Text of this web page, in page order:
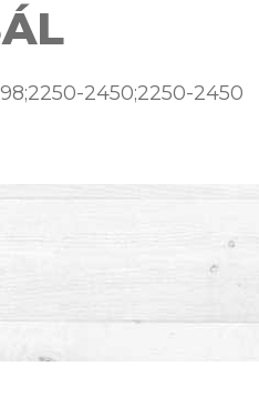
2450;2250-2450